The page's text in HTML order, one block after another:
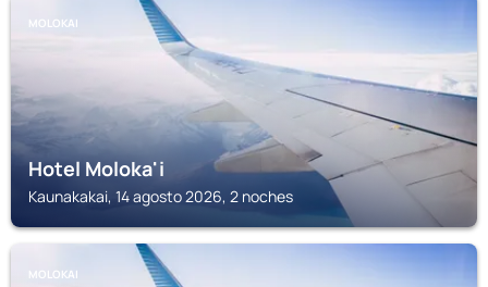
MOLOKAI
Hotel Moloka'i
Kaunakakai, 14 agosto 2026, 2 noches
MOLOKAI